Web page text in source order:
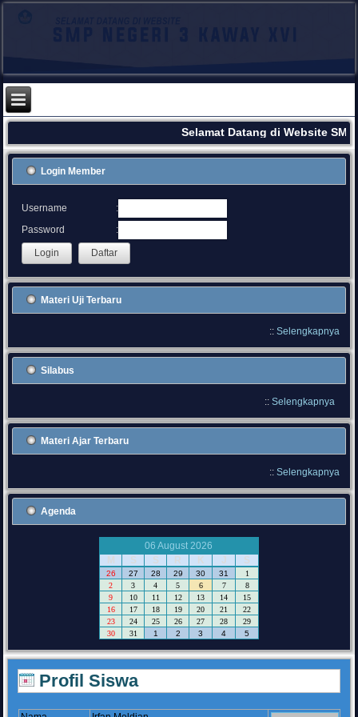
Selamat Datang di Website
Login Member
Username
:
Password
:
Materi Uji Terbaru
:: Selengkapnya
Silabus
:: Selengkapnya
Materi Ajar Terbaru
:: Selengkapnya
Agenda
06 August 2026
M
S S R K J S
26 27 28 29 30 31
1
2
3 4 5 6 7
8
9
10 11 12 13 14
15
16
17 18 19 20 21
22
23
24 25 26 27 28
29
30
31 1 2 3 4 5
Profil Siswa